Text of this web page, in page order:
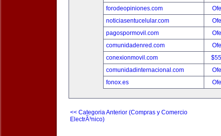
forodeopiniones.com
noticiasentucelular.com
pagospormovil.com
comunidadenred.com
conexionmovil.com
comunidadinternacional.com
fonox.es
<< Categoria Anterior (Compras y Comercio
ElectrÃ³nico)